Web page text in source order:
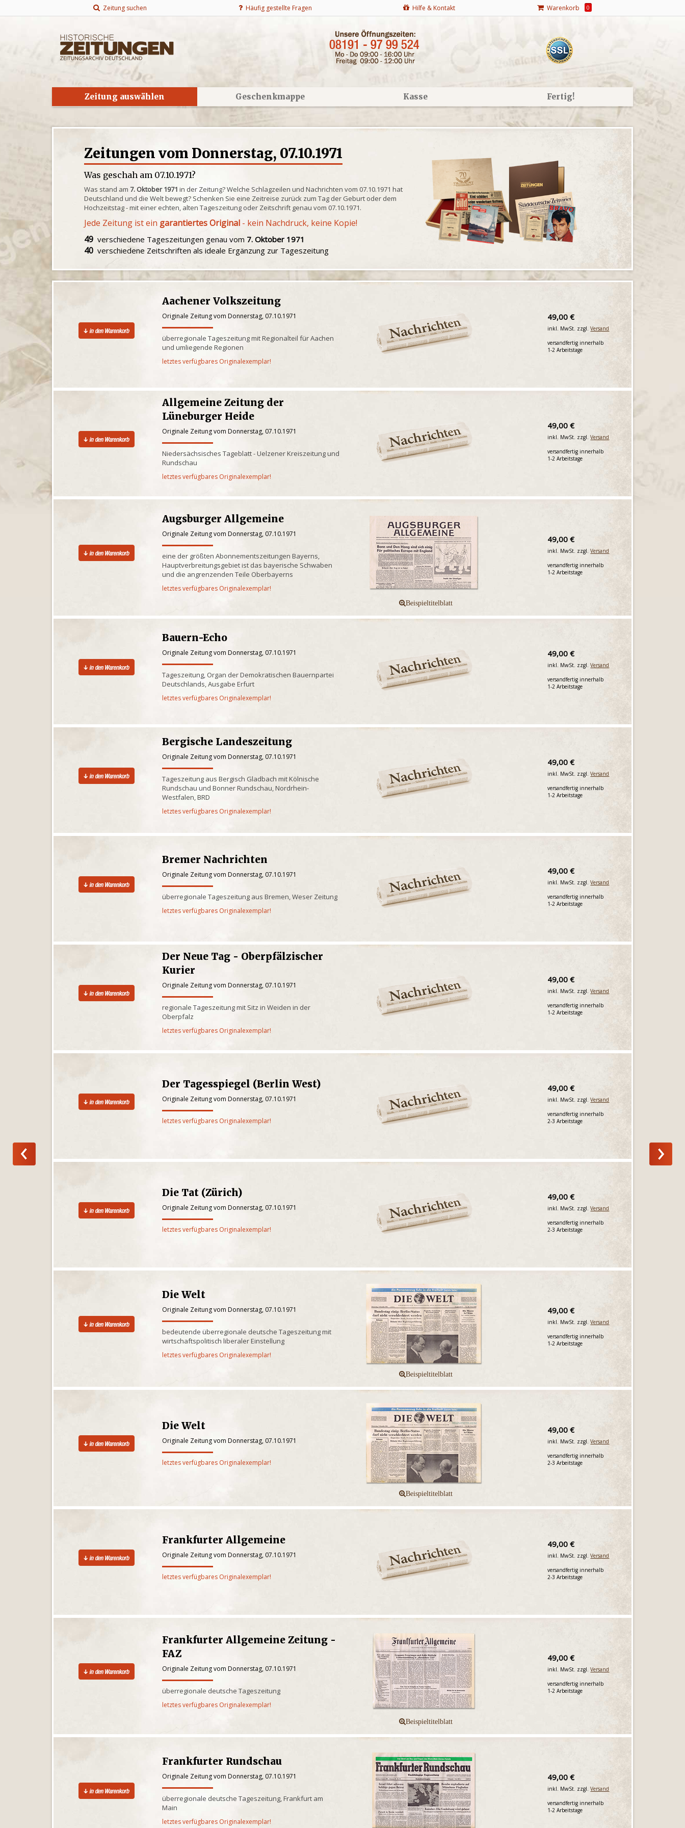
Zeitung suchen Häufig gestellte Fragen Hilfe & Kontakt Warenkorb 0
Zeitung auswählen Geschenkmappe Kasse Fertig!
Zeitungen vom Donnerstag, 07.10.1971
Was geschah am 07.10.1971?
Was stand am7. Oktober 1971 in der Zeitung? Welche Schlagzeilen und Nachrichten vom 07.10.1971 hat
Deutschland und die Welt bewegt? Schenken Sie eine Zeitreise zurück zum Tag der Geburt oder dem
Hochzeitstag - mit einer echten, alten Tageszeitung oder Zeitschrift genau vom 07.10.1971.
Jede Zeitung ist ein garantiertes Original - kein Nachdruck, keine Kopie!
49 verschiedene Tageszeitungen genau vom 7. Oktober 1971
40 verschiedene Zeitschriften als ideale Ergänzung zur Tageszeitung
Aachener Volkszeitung
Originale Zeitung vom Donnerstag, 07.10.1971
überregionale Tageszeitung mit Regionalteil für Aachen
und umliegende Regionen
letztes verfügbares Originalexemplar!
49,00 €
inkl. MwSt. zzgl.Versand
versandfertig innerhalb
1-2 Arbeitstage
Allgemeine Zeitung der
Lüneburger Heide
Originale Zeitung vom Donnerstag, 07.10.1971
Niedersächsisches Tageblatt - Uelzener Kreiszeitung und
Rundschau
letztes verfügbares Originalexemplar!
49,00 €
inkl. MwSt. zzgl.Versand
versandfertig innerhalb
1-2 Arbeitstage
Augsburger Allgemeine
Originale Zeitung vom Donnerstag, 07.10.1971
eine der größten Abonnementszeitungen Bayerns,
Hauptverbreitungsgebiet ist das bayerische Schwaben
und die angrenzenden Teile Oberbayerns
letztes verfügbares Originalexemplar!
49,00 €
inkl. MwSt. zzgl.Versand
versandfertig innerhalb
1-2 Arbeitstage
Bauern-Echo
Originale Zeitung vom Donnerstag, 07.10.1971
Tageszeitung, Organ der Demokratischen Bauernpartei
Deutschlands, Ausgabe Erfurt
letztes verfügbares Originalexemplar!
49,00 €
inkl. MwSt. zzgl.Versand
versandfertig innerhalb
1-2 Arbeitstage
Bergische Landeszeitung
Originale Zeitung vom Donnerstag, 07.10.1971
Tageszeitung aus Bergisch Gladbach mit Kölnische
Rundschau und Bonner Rundschau, Nordrhein-
Westfalen, BRD
letztes verfügbares Originalexemplar!
49,00 €
inkl. MwSt. zzgl.Versand
versandfertig innerhalb
1-2 Arbeitstage
Bremer Nachrichten
Originale Zeitung vom Donnerstag, 07.10.1971
überregionale Tageszeitung aus Bremen, Weser Zeitung
letztes verfügbares Originalexemplar!
49,00 €
inkl. MwSt. zzgl.Versand
versandfertig innerhalb
1-2 Arbeitstage
Der Neue Tag - Oberpfälzischer
Kurier
Originale Zeitung vom Donnerstag, 07.10.1971
regionale Tageszeitung mit Sitz in Weiden in der
Oberpfalz
letztes verfügbares Originalexemplar!
49,00 €
inkl. MwSt. zzgl.Versand
versandfertig innerhalb
1-2 Arbeitstage
Der Tagesspiegel (Berlin West)
Originale Zeitung vom Donnerstag, 07.10.1971
letztes verfügbares Originalexemplar!
49,00 €
inkl. MwSt. zzgl.Versand
versandfertig innerhalb
2-3 Arbeitstage
Die Tat (Zürich)
Originale Zeitung vom Donnerstag, 07.10.1971
letztes verfügbares Originalexemplar!
49,00 €
inkl. MwSt. zzgl.Versand
versandfertig innerhalb
2-3 Arbeitstage
Die Welt
Originale Zeitung vom Donnerstag, 07.10.1971
bedeutende überregionale deutsche Tageszeitung mit
wirtschaftspolitisch liberaler Einstellung
letztes verfügbares Originalexemplar!
49,00 €
inkl. MwSt. zzgl.Versand
versandfertig innerhalb
1-2 Arbeitstage
Die Welt
Originale Zeitung vom Donnerstag, 07.10.1971
letztes verfügbares Originalexemplar!
49,00 €
inkl. MwSt. zzgl.Versand
versandfertig innerhalb
2-3 Arbeitstage
Frankfurter Allgemeine
Originale Zeitung vom Donnerstag, 07.10.1971
letztes verfügbares Originalexemplar!
49,00 €
inkl. MwSt. zzgl.Versand
versandfertig innerhalb
2-3 Arbeitstage
Frankfurter Allgemeine Zeitung -
FAZ
Originale Zeitung vom Donnerstag, 07.10.1971
überregionale deutsche Tageszeitung
letztes verfügbares Originalexemplar!
49,00 €
inkl. MwSt. zzgl.Versand
versandfertig innerhalb
1-2 Arbeitstage
Frankfurter Rundschau
Originale Zeitung vom Donnerstag, 07.10.1971
überregionale deutsche Tageszeitung, Frankfurt am
Main
letztes verfügbares Originalexemplar!
49,00 €
inkl. MwSt. zzgl.Versand
versandfertig innerhalb
1-2 Arbeitstage